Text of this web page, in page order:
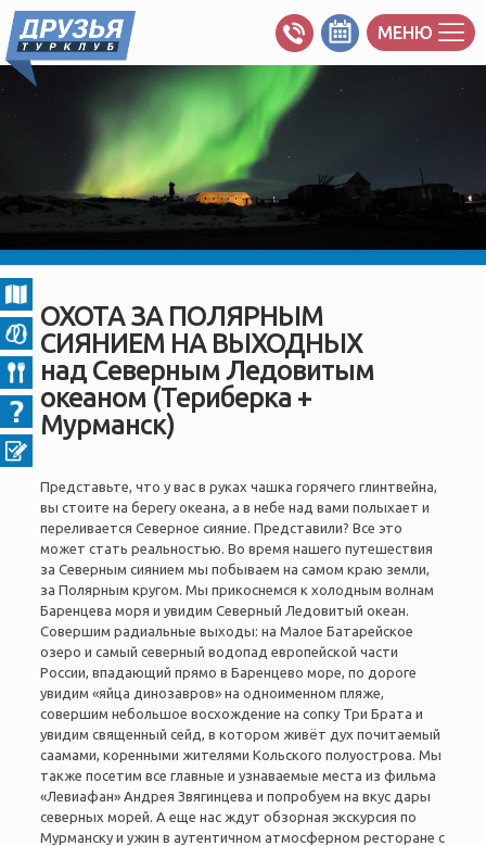
МЕНЮ
ОХОТА ЗА ПОЛЯРНЫМ
СИЯНИЕМ НА ВЫХОДНЫХ
над Северным Ледовитым
океаном (Териберка +
Мурманск)
Представьте, что у вас в руках чашка горячего глинтвейна,
вы стоите на берегу океана, а в небе над вами полыхает и
переливается Северное сияние. Представили? Все это
может стать реальностью. Во время нашего путешествия
за Северным сиянием мы побываем на самом краю земли,
за Полярным кругом. Мы прикоснемся к холодным волнам
Баренцева моря и увидим Северный Ледовитый океан.
Совершим радиальные выходы: на Малое Батарейское
озеро и самый северный водопад европейской части
России, впадающий прямо в Баренцево море, по дороге
увидим «яйца динозавров» на одноименном пляже,
совершим небольшое восхождение на сопку Три Брата и
увидим священный сейд, в котором живёт дух почитаемый
саамами, коренными жителями Кольского полуострова. Мы
также посетим все главные и узнаваемые места из фильма
«Левиафан» Андрея Звягинцева и попробуем на вкус дары
северных морей. А еще нас ждут обзорная экскурсия по
Мурманску и ужин в аутентичном атмосферном ресторане с